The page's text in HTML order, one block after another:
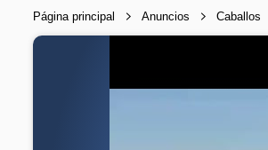
Página principal Anuncios Caballos